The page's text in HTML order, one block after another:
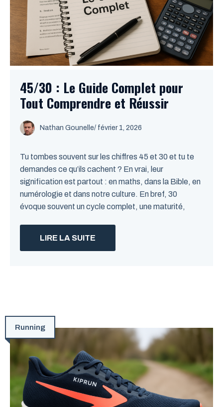
45/30 : Le Guide Complet pour
Tout Comprendre et Réussir
Nathan Gounelle/ février 1, 2026
Tu tombes souvent sur les chiffres 45 et 30 et tu te
demandes ce qu’ils cachent ? En vrai, leur
signification est partout : en maths, dans la Bible, en
numérologie et dans notre culture. En bref, 30
évoque souvent un cycle complet, une maturité,
LIRE LA SUITE
Running